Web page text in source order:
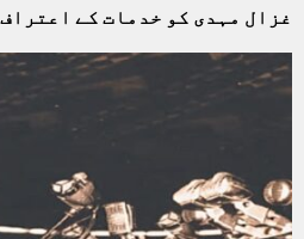
غزال مہدی کو خدمات کے